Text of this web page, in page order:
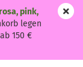
pink,
legen
150 €